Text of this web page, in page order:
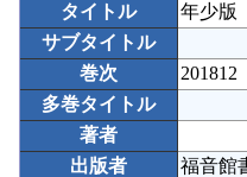
タイトル
年少版
サブタイトル
巻次
201812
多巻タイトル
著者
出版者
福音館